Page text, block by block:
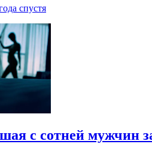
спустя
с сотней мужчин